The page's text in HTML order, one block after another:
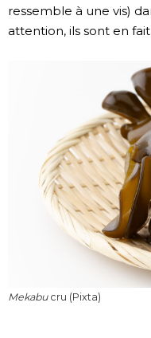
ressemble à une vis)
attention, ils sont en fait
Mekabucru (Pixta)